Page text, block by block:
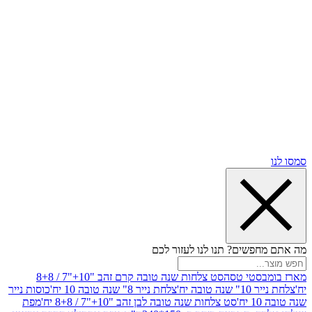
תנו לנו לעזור לכם
טסה
סט צלחות שנה טובה קרם זהב "10+"7 / 8+8
יח'
צלחת נייר 8" שנה טובה 10 יח'
כוסות נייר
סט צלחות שנה טובה לבן זהב "10+"7 / 8+8 יח'
מפת